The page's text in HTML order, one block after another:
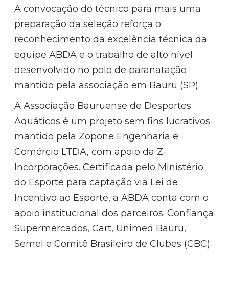
A convocação do técnico para mais uma
preparação da seleção reforça o
reconhecimento da excelência técnica da
equipe ABDA e o trabalho de alto nível
desenvolvido no polo de paranatação
mantido pela associação em Bauru (SP).
A Associação Bauruense de Desportes
Aquáticos é um projeto sem fins lucrativos
mantido pela Zopone Engenharia e
Comércio LTDA, com apoio da Z-
Incorporações. Certificada pelo Ministério
do Esporte para captação via Lei de
Incentivo ao Esporte, a ABDA conta com o
apoio institucional dos parceiros: Confiança
Supermercados, Cart, Unimed Bauru,
Semel e Comitê Brasileiro de Clubes (CBC).